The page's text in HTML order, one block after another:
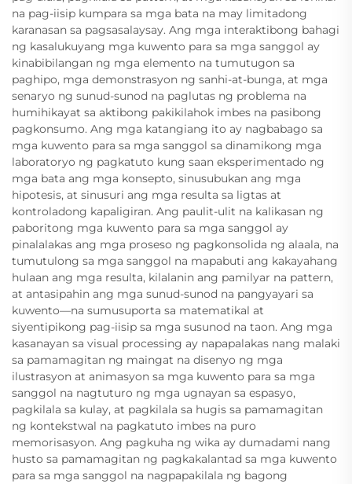
na pag-iisip kumpara sa mga bata na may limitadong
karanasan sa pagsasalaysay. Ang mga interaktibong bahagi
ng kasalukuyang mga kuwento para sa mga sanggol ay
kinabibilangan ng mga elemento na tumutugon sa
paghipo, mga demonstrasyon ng sanhi-at-bunga, at mga
senaryo ng sunud-sunod na paglutas ng problema na
humihikayat sa aktibong pakikilahok imbes na pasibong
pagkonsumo. Ang mga katangiang ito ay nagbabago sa
mga kuwento para sa mga sanggol sa dinamikong mga
laboratoryo ng pagkatuto kung saan eksperimentado ng
mga bata ang mga konsepto, sinusubukan ang mga
hipotesis, at sinusuri ang mga resulta sa ligtas at
kontroladong kapaligiran. Ang paulit-ulit na kalikasan ng
paboritong mga kuwento para sa mga sanggol ay
pinalalakas ang mga proseso ng pagkonsolida ng alaala, na
tumutulong sa mga sanggol na mapabuti ang kakayahang
hulaan ang mga resulta, kilalanin ang pamilyar na pattern,
at antasipahin ang mga sunud-sunod na pangyayari sa
kuwento—na sumusuporta sa matematikal at
siyentipikong pag-iisip sa mga susunod na taon. Ang mga
kasanayan sa visual processing ay napapalakas nang malaki
sa pamamagitan ng maingat na disenyo ng mga
ilustrasyon at animasyon sa mga kuwento para sa mga
sanggol na nagtuturo ng mga ugnayan sa espasyo,
pagkilala sa kulay, at pagkilala sa hugis sa pamamagitan
ng kontekstwal na pagkatuto imbes na puro
memorisasyon. Ang pagkuha ng wika ay dumadami nang
husto sa pamamagitan ng pagkakalantad sa mga kuwento
para sa mga sanggol na nagpapakilala ng bagong